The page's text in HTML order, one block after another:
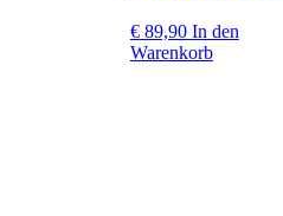
€89,90 In den
Warenkorb